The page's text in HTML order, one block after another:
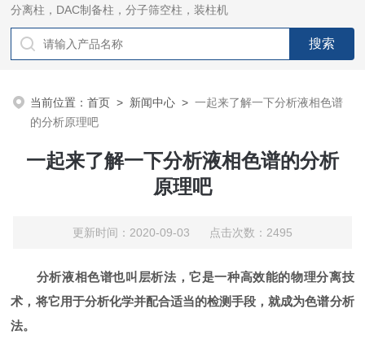
分离柱，DAC制备柱，分子筛空柱，装柱机
当前位置：首页 > 新闻中心 >一起来了解一下分析液相色谱
的分析原理吧
一起来了解一下分析液相色谱的分析
原理吧
更新时间：2020-09-03 点击次数：2495
分析液相色谱也叫层析法，它是一种高效能的物理分离技
术，将它用于分析化学并配合适当的检测手段，就成为色谱分析
法。